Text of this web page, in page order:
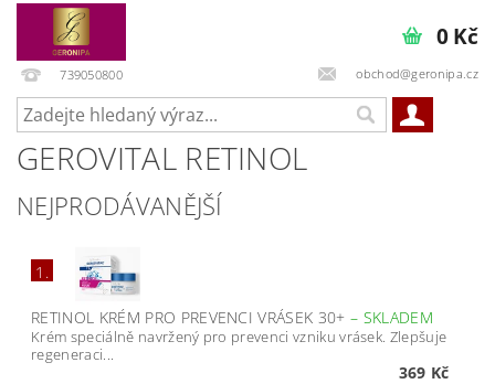
739050800 obchod@geronipa.cz
0 Kč
GEROVITAL RETINOL
NEJPRODÁVANĚJŠÍ
1.
RETINOL KRÉM PRO PREVENCI VRÁSEK 30+ – SKLADEM
Krém speciálně navržený pro prevenci vzniku vrásek. Zlepšuje
regeneraci...
369 Kč